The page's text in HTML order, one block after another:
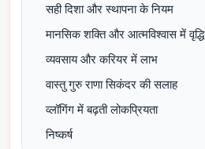
सही दिशा और स्थापना के नियम
मानसिक शक्ति और आत्मविश्वास में वृद्धि
व्यवसाय और करियर में लाभ
वास्तु गुरु राणा सिकंदर की सलाह
व्लॉगिंग में बढ़ती लोकप्रियता
निष्कर्ष